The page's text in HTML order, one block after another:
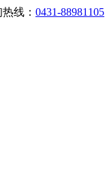
线： 0431-88981105